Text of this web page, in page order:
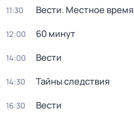
11:30 Вести. Местное время
12:00 60 минут
14:00 Вести
14:30 Тайны следствия
16:30 Вести